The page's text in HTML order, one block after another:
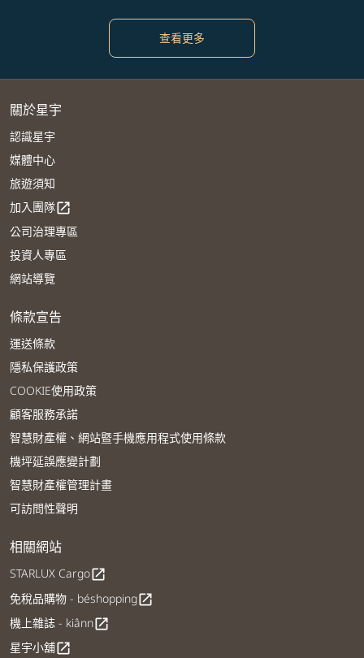
查看更多
關於星宇
認識星宇
媒體中心
旅遊須知
加入團隊open_in_new
公司治理專區
投資人專區
網站導覽
條款宣告
運送條款
隱私保護政策
COOKIE使用政策
顧客服務承諾
智慧財產權、網站暨手機應用程式使用條款
機坪延誤應變計劃
智慧財產權管理計畫
可訪問性聲明
相關網站
STARLUX Cargoopen_in_new
免稅品購物 - béshoppingopen_in_new
機上雜誌 - kiânnopen_in_new
星宇小舖open_in_new